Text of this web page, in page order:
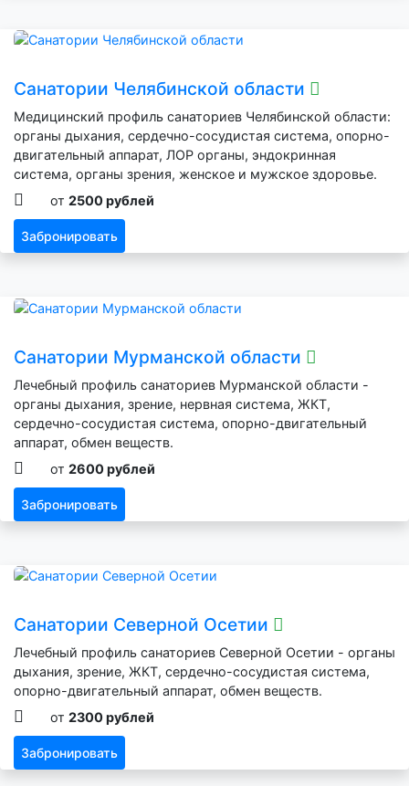
Санатории Челябинской области
Медицинский профиль санаториев Челябинской области:
органы дыхания, сердечно-сосудистая система, опорно-
двигательный аппарат, ЛОР органы, эндокринная
система, органы зрения, женское и мужское здоровье.
от 2500 рублей
Забронировать
Санатории Мурманской области
Лечебный профиль санаториев Мурманской области -
органы дыхания, зрение, нервная система, ЖКТ,
сердечно-сосудистая система, опорно-двигательный
аппарат, обмен веществ.
от 2600 рублей
Забронировать
Санатории Северной Осетии
Лечебный профиль санаториев Северной Осетии - органы
дыхания, зрение, ЖКТ, сердечно-сосудистая система,
опорно-двигательный аппарат, обмен веществ.
от 2300 рублей
Забронировать